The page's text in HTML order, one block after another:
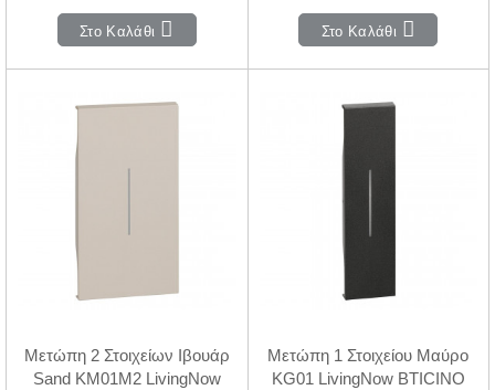
Στο Καλάθι Στο Καλάθι
Μετώπη 2 Στοιχείων Ιβουάρ
Sand KM01M2 LivingNow
Μετώπη 1 Στοιχείου Μαύρο
KG01 LivingNow BTICINO